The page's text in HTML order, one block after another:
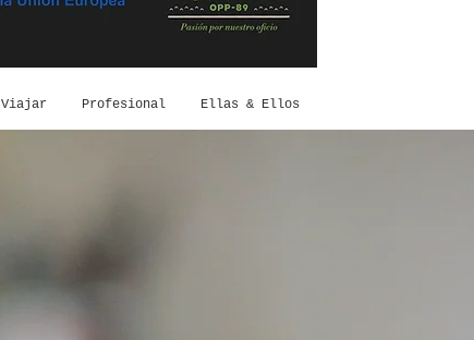
Viajar Profesional Ellas & Ellos